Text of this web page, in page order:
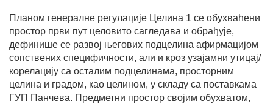
Планом генералне регулације Целина 1 се обухваћени
простор први пут целовито сагледава и обрађује,
дефинише се развој његових подцелина афирмацијом
сопствених специфичности, али и кроз узајамни утицај/
корелацију са осталим подцелинама, просторним
целина и градом, као целином, у складу са поставкама
ГУП Панчева. Предметни простор својим обухватом,